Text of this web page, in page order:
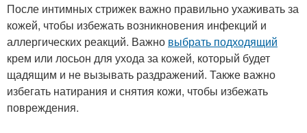
После интимных стрижек важно правильно ухаживать за
кожей, чтобы избежать возникновения инфекций и
аллергических реакций. Важно выбрать подходящий
крем или лосьон для ухода за кожей, который будет
щадящим и не вызывать раздражений. Также важно
избегать натирания и снятия кожи, чтобы избежать
повреждения.